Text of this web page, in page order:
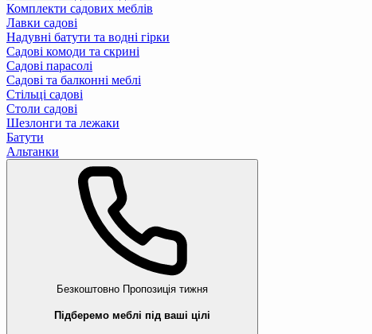
Комплекти садових меблів
Лавки садові
Надувні батути та водні гірки
Садові комоди та скрині
Садові парасолі
Садові та балконні меблі
Стільці садові
Столи садові
Шезлонги та лежаки
Батути
Альтанки
Безкоштовно Пропозиція тижня
Підберемо меблі під ваші цілі